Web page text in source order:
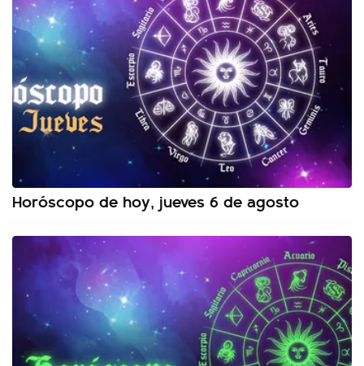
Horóscopo de hoy, jueves 6 de agosto